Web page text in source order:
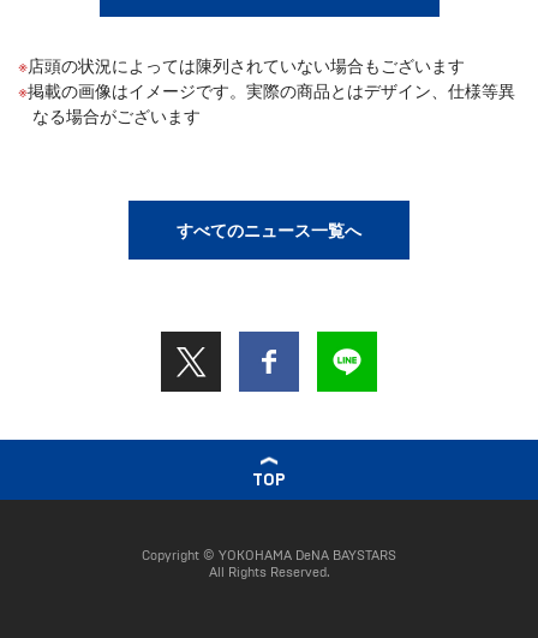
店頭の状況によっては陳列されていない場合もございます
掲載の画像はイメージです。実際の商品とはデザイン、仕様等異
なる場合がございます
すべてのニュース一覧へ
TOP
Copyright © YOKOHAMA DeNA BAYSTARS
All Rights Reserved.